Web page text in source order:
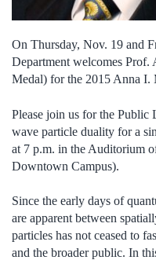
On Thursday, Nov. 19 and
Department welcomes
Medal) for the 2015 Anna I.
Please join us for the Public
wave particle duality for a
at 7 p.m. in the Auditorium
Downtown Campus).
Since the early days of
are apparent between
particles has not ceased to
and the broader public. In